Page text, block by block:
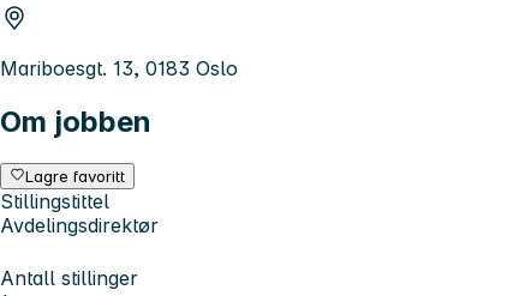
Mariboesgt. 13, 0183 Oslo
Om jobben
Lagre favoritt
Stillingstittel
Avdelingsdirektør
Antall stillinger